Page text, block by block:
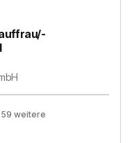
weitere